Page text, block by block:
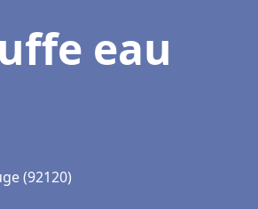
eau
(92120)